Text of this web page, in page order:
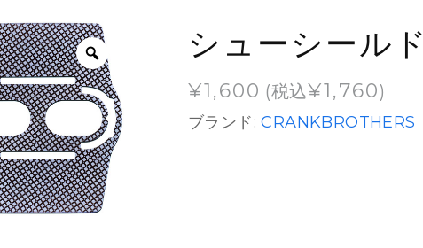
シューシールド
¥1,600 (税込¥1,760)
ブランド:CRANKBROTHERS